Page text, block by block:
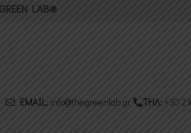
LAB®
EMAIL: info@thegreenlab.gr ΤΗΛ: +30